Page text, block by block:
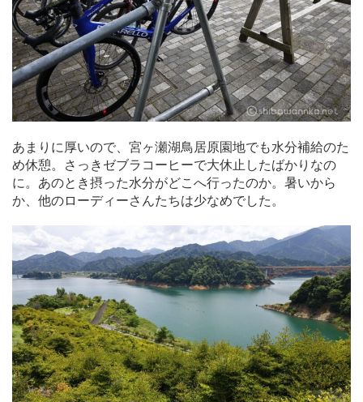
あまりに厚いので、宮ヶ瀬湖鳥居原園地でも水分補給のた
め休憩。さっきゼブラコーヒーで大休止したばかりなの
に。あのとき摂った水分がどこへ行ったのか。暑いから
か、他のローディーさんたちは少なめでした。